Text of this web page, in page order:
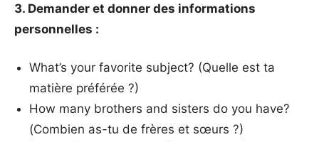
3. Demander et donner des informations
personnelles :
What’s your favorite subject? (Quelle est ta
matière préférée ?)
How many brothers and sisters do you have?
(Combien as-tu de frères et sœurs ?)